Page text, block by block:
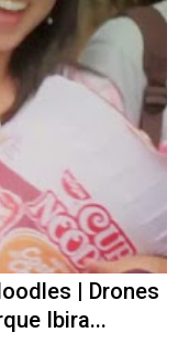
| Drones
Ibira...